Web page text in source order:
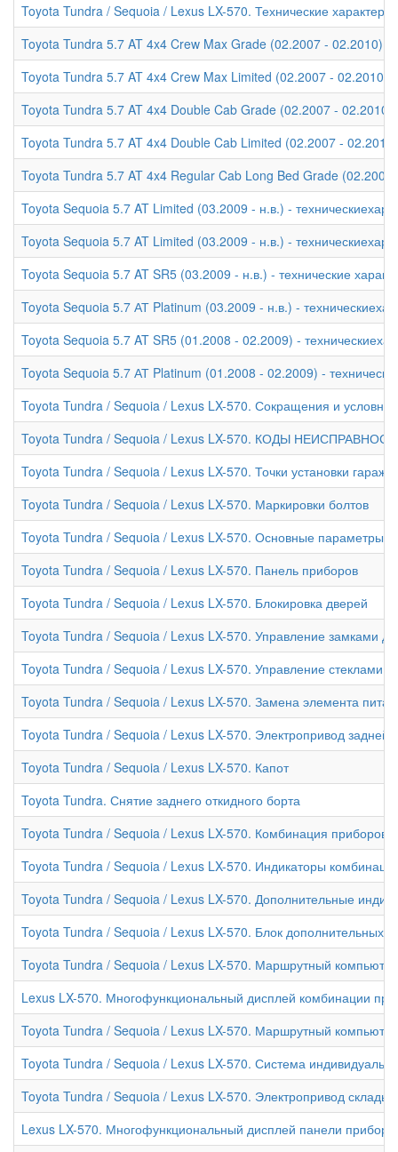
Toyota Tundra / Sequoia / Lexus LX-570. Технические
Toyota Tundra 5.7 AT 4x4 Crew Max Grade (02.2007 - 02.2010) -
Toyota Tundra 5.7 AT 4x4 Crew Max Limited (02.2007 - 02.2010) -
Toyota Tundra 5.7 AT 4x4 Double Cab Grade (02.2007 - 02.2010)
Toyota Tundra 5.7 AT 4x4 Double Cab Limited (02.2007 - 02.2010)
Toyota Tundra 5.7 AT 4x4 Regular Cab Long Bed Grade (02.2007
Toyota Sequoia 5.7 AT Limited (03.2009 - н.в.) -
Toyota Sequoia 5.7 AT Limited (03.2009 - н.в.) -
Toyota Sequoia 5.7 AT SR5 (03.2009 - н.в.) - технические
Toyota Sequoia 5.7 АТ Platinum (03.2009 - н.в.) -
Toyota Sequoia 5.7 AT SR5 (01.2008 - 02.2009) -
Toyota Sequoia 5.7 АТ Platinum (01.2008 - 02.2009) -
Toyota Tundra / Sequoia / Lexus LX-570. Сокращения и
Toyota Tundra / Sequoia / Lexus LX-570. КОДЫ
Toyota Tundra / Sequoia / Lexus LX-570. Точки установки
Toyota Tundra / Sequoia / Lexus LX-570. Маркировки болтов
Toyota Tundra / Sequoia / Lexus LX-570. Основные параметры
Toyota Tundra / Sequoia / Lexus LX-570. Панель приборов
Toyota Tundra / Sequoia / Lexus LX-570. Блокировка дверей
Toyota Tundra / Sequoia / Lexus LX-570. Управление замками
Toyota Tundra / Sequoia / Lexus LX-570. Управление стеклами
Toyota Tundra / Sequoia / Lexus LX-570. Замена элемента
Toyota Tundra / Sequoia / Lexus LX-570. Электропривод
Toyota Tundra / Sequoia / Lexus LX-570. Капот
Toyota Tundra. Снятие заднего откидного борта
Toyota Tundra / Sequoia / Lexus LX-570. Комбинация приборов
Toyota Tundra / Sequoia / Lexus LX-570. Индикаторы
Toyota Tundra / Sequoia / Lexus LX-570. Дополнительные
Toyota Tundra / Sequoia / Lexus LX-570. Блок дополнительных
Toyota Tundra / Sequoia / Lexus LX-570. Маршрутный компьютер
Lexus LX-570. Многофункциональный дисплей комбинации
Toyota Tundra / Sequoia / Lexus LX-570. Маршрутный компьютер
Toyota Tundra / Sequoia / Lexus LX-570. Система
Toyota Tundra / Sequoia / Lexus LX-570. Электропривод
Lexus LX-570. Многофункциональный дисплей панели